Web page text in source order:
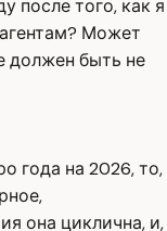
после того, как я
Может
должен быть не
года на 2026, то,
она циклична, и,